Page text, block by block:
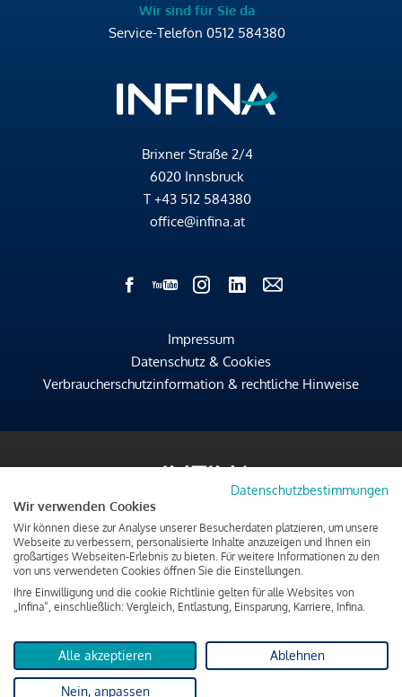
Wir sind für Sie da
Service-Telefon 0512 584380
Brixner Straße 2/4
6020 Innsbruck
T +43 512 584380
office@infina.at
Impressum
Datenschutz & Cookies
Verbraucherschutzinformation & rechtliche Hinweise
Datenschutzbestimmungen
Wir verwenden Cookies
Wir können diese zur Analyse unserer Besucherdaten platzieren, um unsere
Webseite zu verbessern, personalisierte Inhalte anzuzeigen und Ihnen ein
großartiges Webseiten-Erlebnis zu bieten. Für weitere Informationen zu den
von uns verwendeten Cookies öffnen Sie die Einstellungen.
Ihre Einwilligung und die cookie Richtlinie gelten für alle Websites von
„Infina“, einschließlich: Vergleich, Entlastung, Einsparung, Karriere, Infina.
Alle akzeptieren Ablehnen
Nein, anpassen